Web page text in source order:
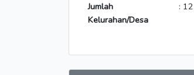
Jumlah
Kelurahan/Desa
: